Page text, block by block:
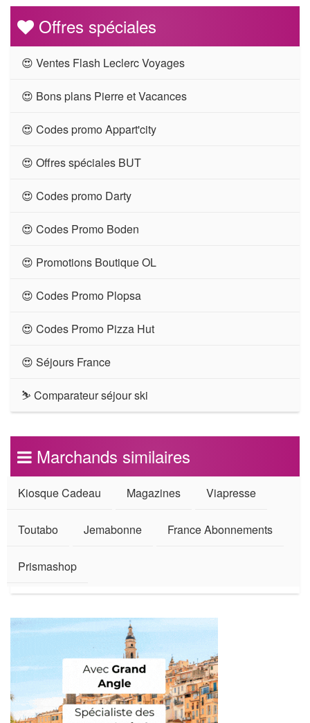
Offres spéciales
😍 Ventes Flash Leclerc Voyages
😍 Bons plans Pierre et Vacances
😍 Codes promo Appart'city
😍 Offres spéciales BUT
😍 Codes promo Darty
😍 Codes Promo Boden
😍 Promotions Boutique OL
😍 Codes Promo Plopsa
😍 Codes Promo Pizza Hut
😍 Séjours France
⛷ Comparateur séjour ski
Marchands similaires
Kiosque Cadeau Magazines Viapresse
Toutabo Jemabonne France Abonnements
Prismashop